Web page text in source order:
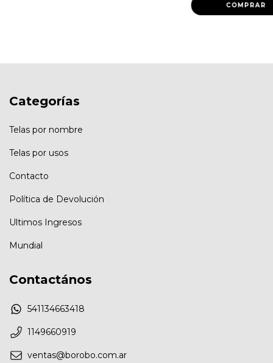
COMPRAR
Categorías
Telas por nombre
Telas por usos
Contacto
Política de Devolución
Ultimos Ingresos
Mundial
Contactános
541134663418
1149660919
ventas@borobo.com.ar